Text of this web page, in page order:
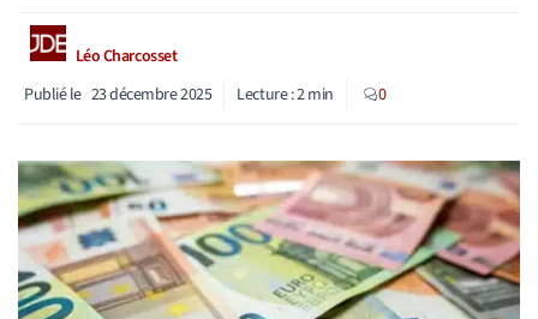
Léo Charcosset
Publié le 23 décembre 2025 Lecture :2min 0